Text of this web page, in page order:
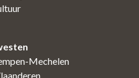
Mechelen